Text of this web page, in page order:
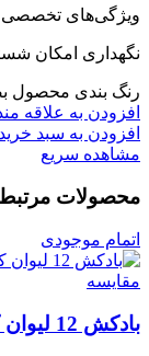
ویژگی‌های تخصصی
نگهداری امکان شستشو
رنگ بندی محصول
افزودن به علاقه
افزودن به سبد خرید
مشاهده سریع
محصولات
اتمام موجودی
مقایسه
بادکش 12 لیوان کنتک Cantech